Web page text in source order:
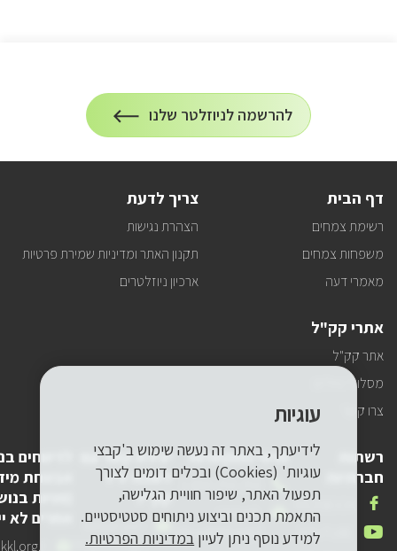
הרשמה
להרשמה לניוזלטר שלנו
על
הרשמה
דף הבית
רשימת צמחים
משפחות צמחים
מאמרי דעה
צריך לדעת
הצהרת נגישות
תקנון האתר ומדיניות שמירת פרטיות
ארכיון ניוזלטרים
אתרי קק"ל
אתר קק"ל
מסלולי טיולים
צרו קשר
רשתות
חברתיות
FACEBOOK
אנחנו
בפייסבוק
YOUTUBE
אנחנו
פרטי התקשרות
טלפון
שלנו
1-800-250-250
דואר pneyot-
tzibur@kkl.org.il
יצירת קשר עם
לשכת יו"ר
קק"ל
דואר
אלקטרוני
lishkat-yor-
kkl@kkl.org.il
לדיווחים
אבטחת
(פניות
אחרים לא
עוגיות
לידיעתך, באתר זה נעשה שימוש ב'קבצי
עוגיות' (Cookies) ובכלים דומים לצורך
תפעול האתר, שיפור חוויית הגלישה,
התאמת תכנים וביצוע ניתוחים סטטיסטיים.
למידע נוסף ניתן לעיין במדיניות הפרטיות.